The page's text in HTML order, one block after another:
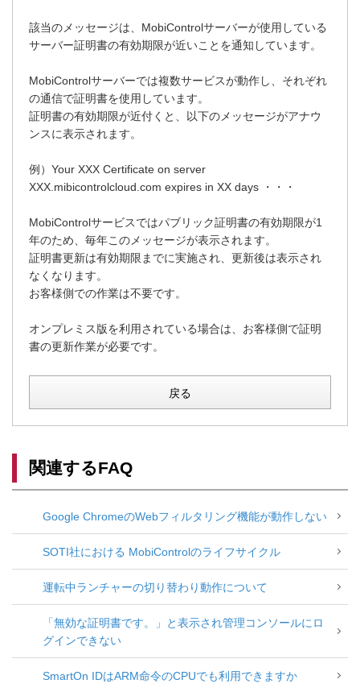
該当のメッセージは、MobiControlサーバーが使用している
サーバー証明書の有効期限が近いことを通知しています。
MobiControlサーバーでは複数サービスが動作し、それぞれ
の通信で証明書を使用しています。
証明書の有効期限が近付くと、以下のメッセージがアナウ
ンスに表示されます。
例）Your XXX Certificate on server
XXX.mibicontrolcloud.com expires in XX days ・・・
MobiControlサービスではパブリック証明書の有効期限が1
年のため、毎年このメッセージが表示されます。
証明書更新は有効期限までに実施され、更新後は表示され
なくなります。
お客様側での作業は不要です。
オンプレミス版を利用されている場合は、お客様側で証明
書の更新作業が必要です。
戻る
関連するFAQ
Google ChromeのWebフィルタリング機能が動作しない
SOTI社における MobiControlのライフサイクル
運転中ランチャーの切り替わり動作について
「無効な証明書です。」と表示され管理コンソールにロ
グインできない
SmartOn IDはARM命令のCPUでも利用できますか